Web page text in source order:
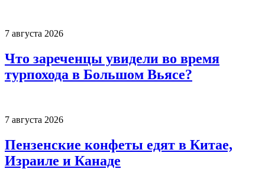
7 августа 2026
Что зареченцы увидели во время
турпохода в Большом Вьясе?
7 августа 2026
Пензенские конфеты едят в Китае,
Израиле и Канаде